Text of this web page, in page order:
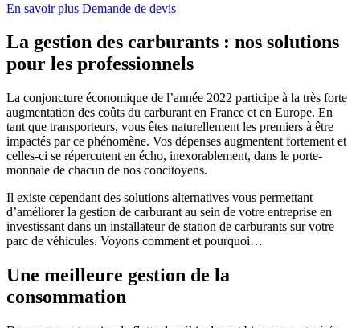
En savoir plus Demande de devis
La gestion des carburants : nos solutions
pour les professionnels
La conjoncture économique de l’année 2022 participe à la très forte
augmentation des coûts du carburant en France et en Europe. En
tant que transporteurs, vous êtes naturellement les premiers à être
impactés par ce phénomène. Vos dépenses augmentent fortement et
celles-ci se répercutent en écho, inexorablement, dans le porte-
monnaie de chacun de nos concitoyens.
Il existe cependant des solutions alternatives vous permettant
d’améliorer la gestion de carburant au sein de votre entreprise en
investissant dans un installateur de station de carburants sur votre
parc de véhicules. Voyons comment et pourquoi…
Une meilleure gestion de la
consommation